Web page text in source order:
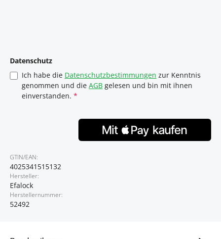
Datenschutz
Ich habe die Datenschutzbestimmungen zur Kenntnis
genommen und die AGB gelesen und bin mit ihnen
einverstanden. *
GTIN/EAN:
4025341515132
Hersteller:
Efalock
Herstellernummer:
52492